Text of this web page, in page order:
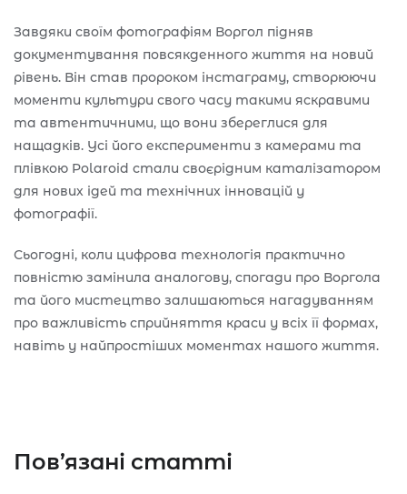
Завдяки своїм фотографіям Воргол підняв
документування повсякденного життя на новий
рівень. Він став пророком інстаграму, створюючи
моменти культури свого часу такими яскравими
та автентичними, що вони збереглися для
нащадків. Усі його експерименти з камерами та
плівкою Polaroid стали своєрідним каталізатором
для нових ідей та технічних інновацій у
фотографії.
Сьогодні, коли цифрова технологія практично
повністю замінила аналогову, спогади про Воргола
та його мистецтво залишаються нагадуванням
про важливість сприйняття краси у всіх її формах,
навіть у найпростіших моментах нашого життя.
Пов’язані статті